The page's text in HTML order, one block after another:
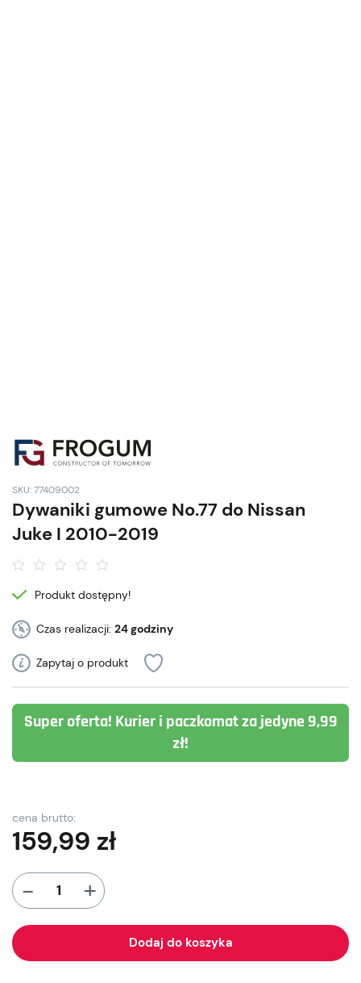
SKU: 77409002
Dywaniki gumowe No.77 do Nissan
Juke I 2010-2019
Produkt dostępny!
Czas realizacji: 24 godziny
Zapytaj o produkt
Super oferta! Kurier i paczkomat za jedyne 9,99
zł!
cena brutto:
159,99 zł
- +
Dodaj do koszyka